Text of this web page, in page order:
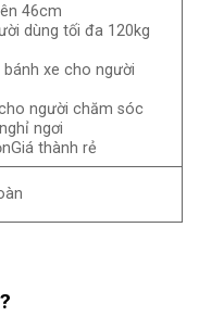
46cm
dùng tối đa 120kg
xe cho người
người chăm sóc
ngơi
thành rẻ